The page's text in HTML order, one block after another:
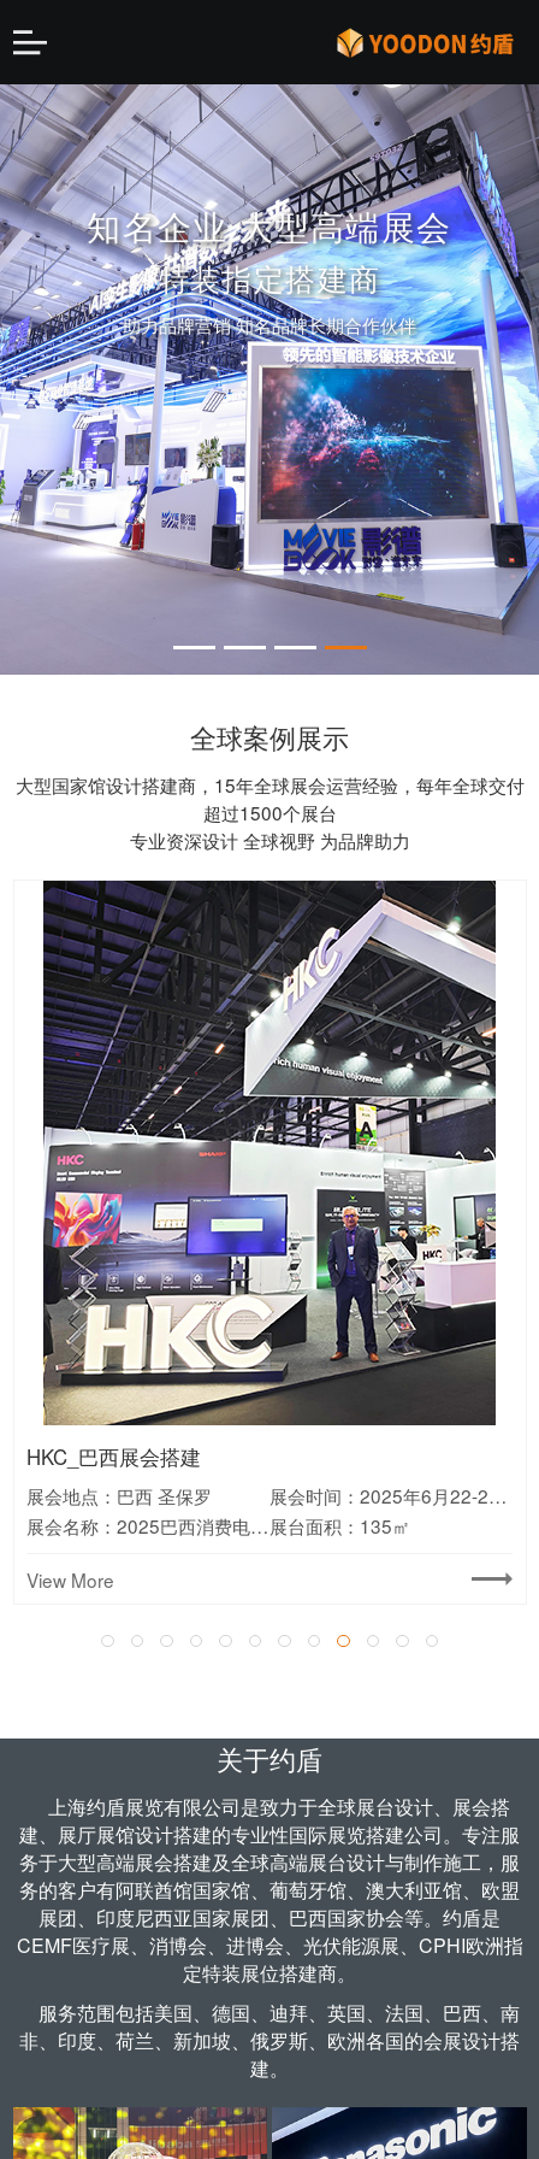
全球加速最快豪华超跑
OWL
约盾倾力打造高端展台
全程运营ASPARK上海车展品牌营销 宣传 设计 搭
建
第二届中国国际消费品博
览会
上海地区排名前三
特装指定搭建商
创新设计 前瞻理念
15年大型展台搭建经验
展览展台设计、搭建、策划一站式服务
知名企业 大型高端展会
特装指定搭建商
助力品牌营销 知名品牌长期合作伙伴
全球案例展示
大型国家馆设计搭建商，15年全球展会运营经验，每年全球交付
超过1500个展台
专业资深设计 全球视野 为品牌助力
宁德时代_澳大利亚展台搭建
展会地点：澳大利亚 墨尔本
展会时间：2024年10月23-24日
展会名称：2024澳大利亚国际能源展览会展台面积：180m²
View More
Valerion_美国CES展会搭建
展会地点：美国 拉斯维加斯
展会时间：2026年1月6-9日
展会名称：美国CES消费电子展 展台面积：325m²
View More
库犸动力_德国IFA展会搭建
展会地点：德国 柏林
展会时间：2025年9月5-9日
展会名称：2025德国消费电子展IFA展台面积：165m²
View More
Aiper_德国IFA展台搭建
展会地点：德国 慕尼黑
展会时间：2024年9月6-10日
展会名称：2024德国慕尼黑消费电子展IFA展台面积：180m²
View More
科沃斯_美国CES展台搭建
展会地点：美国 拉斯维加斯
展会时间：2025年1月7-10日
展会名称：2025美国CES消费电子展展台面积：消费电子展
View More
万华_展会设计搭建
展会地点：广东 广州
展会时间：2025年9月3-5日
展会名称：2025中国国际聚氨酯展览会(PU China)展台面积：210m²
View More
中国烟草_德国展会搭建
展会地点：德国 多特蒙德
展会时间：2024年09月19-21日
展会名称：2024德国多特蒙德烟草展展台面积：108m²
View More
通威_巴西展台搭建
展会地点：巴西 圣保罗
展会时间：2025年8月26-28日
展会名称：2025巴西圣保罗太阳能光伏展展台面积：140m²
View More
HKC_巴西展会搭建
展会地点：巴西 圣保罗
展会时间：2025年6月22-26日
展会名称：2025巴西消费电子展ES展台面积：135㎡
View More
绿联_德国IFA展会搭建
展会地点：德国 柏林
展会时间：2025年09月6-10日
展会名称：2024德国消费电子展IFA展台面积：120m²
View More
美的_美国展会搭建
展会地点：美国 拉斯维加斯
展会时间：2025年9月9-11日
展会名称：2025美国光伏储能展览会RE+展台面积：135m²
View More
新日_欧洲展会搭建
展会地点：意大利 米兰
展会时间：2023年11月7-12日
展会名称：2023意大利两轮电动车展EICMA展台面积：210m²
View More
关于约盾
上海约盾展览有限公司是致力于全球展台设计
展会搭
建
展厅展馆设计搭建的专业性国际展览搭建公司。专注服
务于大型高端展会搭建及全球高端展台设计与制作施工，服
务的客户有阿联酋馆国家馆、葡萄牙馆、澳大利亚馆、欧盟
展团、印度尼西亚国家展团、巴西国家协会等。约盾是
CEMF医疗展、 消博会 进博会 光伏能源展 、CPHI欧洲指
定特装展位搭建商。
服务范围包括美国、 德国、迪拜、英国、法国、巴西、南
非、印度、荷兰、新加坡、俄罗斯、欧洲各国的会展设计搭
建。